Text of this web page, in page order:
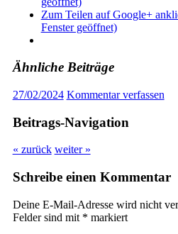
Zum Teilen auf Google+
Fenster geöffnet)
Ähnliche Beiträge
27/02/2024 Kommentar verfassen
Beitrags-Navigation
« zurück weiter »
Schreibe einen Kommentar
Deine E-Mail-Adresse wird nicht
Felder sind mit * markiert